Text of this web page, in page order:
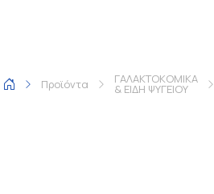
Προϊόντα ΓΑΛΑΚΤΟΚΟΜΙΚΑ
& ΕΙΔΗ ΨΥΓΕΙΟΥ